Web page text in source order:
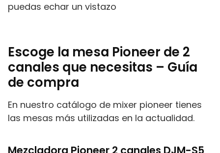
puedas echar un vistazo
Escoge la mesa Pioneer de 2
canales que necesitas – Guía
de compra
En nuestro catálogo de mixer pioneer tienes
las mesas más utilizadas en la actualidad.